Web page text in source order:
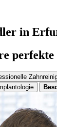
in
perfekte